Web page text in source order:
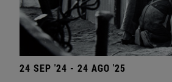
24 SEP '24 - 24 AGO '25